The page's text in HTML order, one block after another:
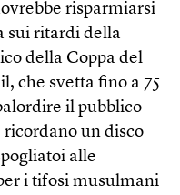
risparmiarsi
sui ritardi della
della Coppa del
che svetta fino a 75
il pubblico
ricordano un disco
alle
i tifosi musulmani